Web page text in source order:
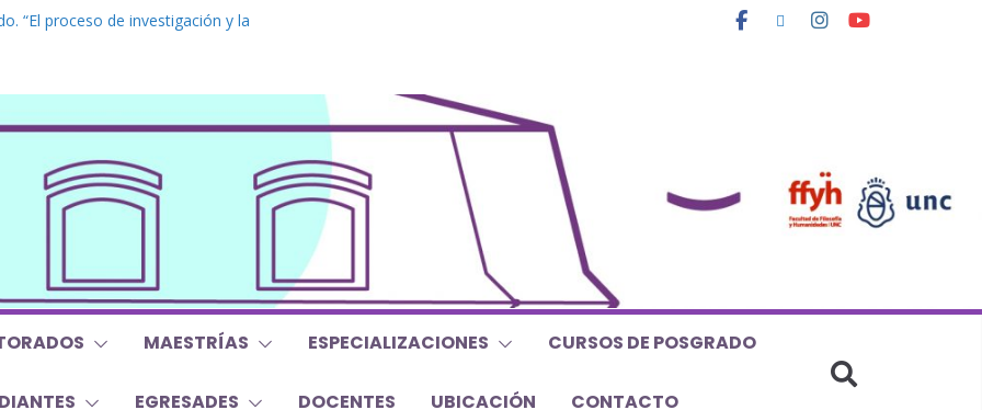
“El proceso de investigación y la
y Trabajos Finales | Agosto 2026
“Lógicas no clásicas desde una
MAESTRÍAS ESPECIALIZACIONES CURSOS DE POSGRADO
EGRESADES DOCENTES UBICACIÓN CONTACTO